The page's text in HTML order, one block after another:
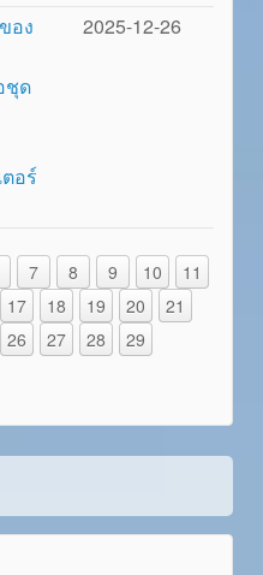
อง
ชุด
อร์
2025-12-26
7 8 9 10
11
17 18 19 20
21
26 27 28 29